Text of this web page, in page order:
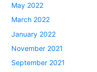
May 2022
March 2022
January 2022
November 2021
September 2021